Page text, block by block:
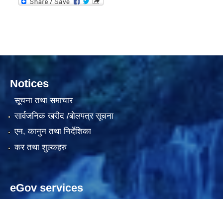
Notices
सूचना तथा समाचार
सार्वजनिक खरीद /बोलपत्र सूचना
एन, कानुन तथा निर्देशिका
कर तथा शुल्कहरु
eGov services